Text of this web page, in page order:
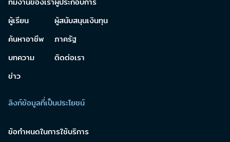
ผู้เรียน
ค้นหาอาชีพ
บทความ
ข่าว
ผู้สนับสนุนเงินทุน
ภาครัฐ
ติดต่อเรา
ลิงก์ข้อมูลที่เป็นประโยชน์
ข้อกำหนดในการใช้บริการ